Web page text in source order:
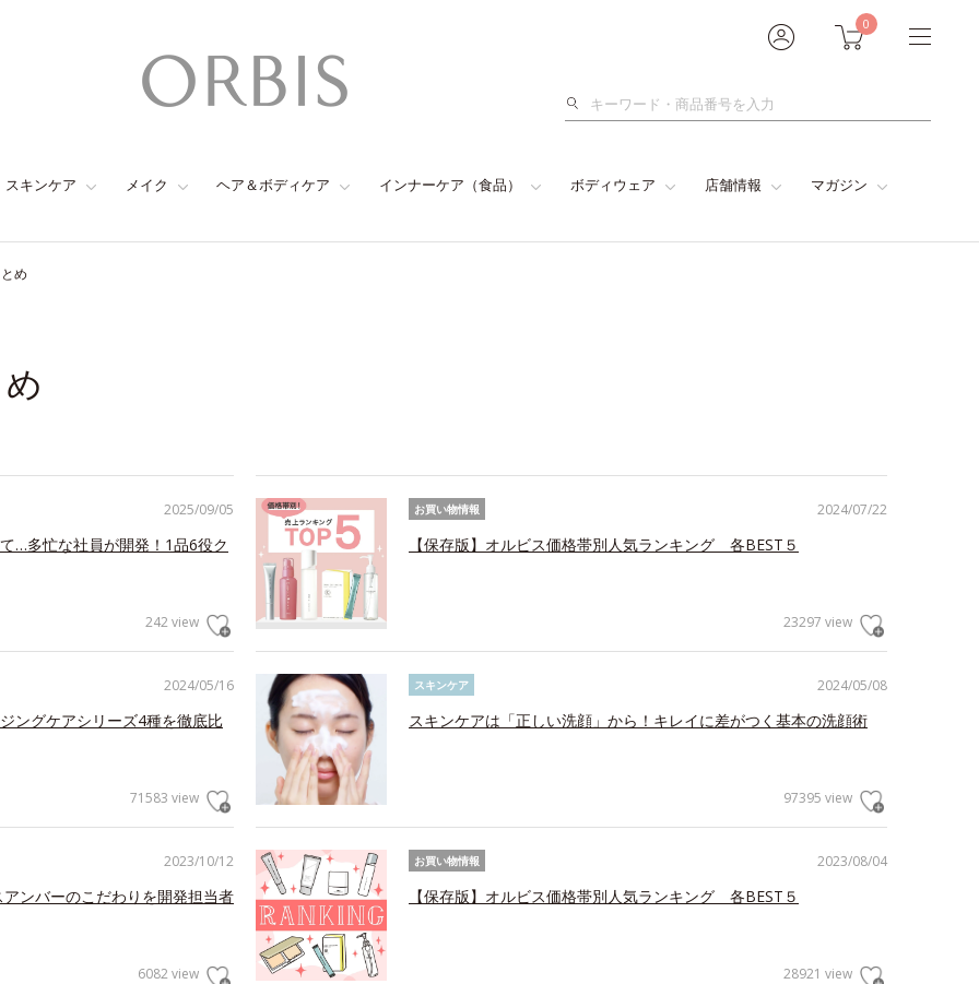
0
検
スキンケア メイク ヘア＆ボディケア インナーケア（食品） ボディウェア 店舗情報 マガジン
め
2025/09/05
…多忙な社員が開発！1品6役ク
242 view
2024/07/22
お買い物情報
【保存版】オルビス価格帯別人気ランキング 各BEST５
23297 view
2024/05/16
ングケアシリーズ4種を徹底比
71583 view
2024/05/08
スキンケア
スキンケアは「正しい洗顔」から！キレイに差がつく基本の洗顔術
97395 view
2023/10/12
ンバーのこだわりを開発担当者
6082 view
2023/08/04
お買い物情報
【保存版】オルビス価格帯別人気ランキング 各BEST５
28921 view